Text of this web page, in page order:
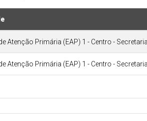
Atenção Primária (EAP) 1 - Centro -
Atenção Primária (EAP) 1 - Centro -